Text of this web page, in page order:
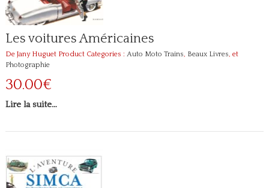
Les voitures Américaines
De Jany HuguetProduct Categories : Auto Moto Trains, Beaux Livres, et
Photographie
30.00€
Lire la suite…